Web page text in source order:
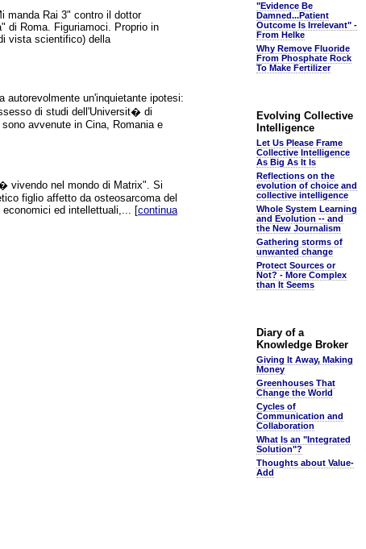
manda Rai 3" contro il dottor
di Roma. Figuriamoci. Proprio in
vista scientifico) della
autorevolmente un'inquietante ipotesi:
di studi dell'Universit� di
avvenute in Cina, Romania e
vivendo nel mondo di Matrix". Si
figlio affetto da osteosarcoma del
economici ed intellettuali,... [continua
"Evidence Be
Damned...Patient
Outcome Is Irrelevant" -
From Helke
Why Remove Fluoride
From Phosphate Rock
To Make Fertilizer
Evolving Collective
Intelligence
Let Us Please Frame
Collective Intelligence
As Big As It Is
Reflections on the
evolution of choice and
collective intelligence
Whole System Learning
and Evolution -- and
the New Journalism
Gathering storms of
unwanted change
Protect Sources or
Not? - More Complex
than It Seems
Diary of a
Knowledge Broker
Giving It Away, Making
Money
Greenhouses That
Change the World
Cycles of
Communication and
Collaboration
What Is an "Integrated
Solution"?
Thoughts about Value-
Add